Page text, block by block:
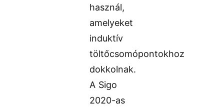
használ,
amelyeket
induktív
töltőcsomópontokhoz
dokkolnak.
A Sigo
2020-as